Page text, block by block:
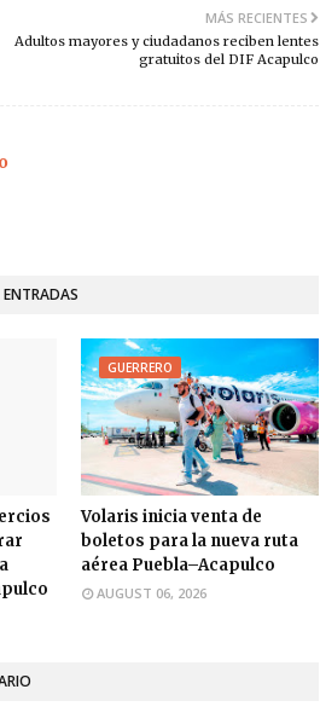
MÁS RECIENTES
Adultos mayores y ciudadanos reciben lentes
gratuitos del DIF Acapulco
ENTRADAS
GUERRERO
Volaris inicia venta de
boletos para la nueva ruta
aérea Puebla–Acapulco
AUGUST 06, 2026